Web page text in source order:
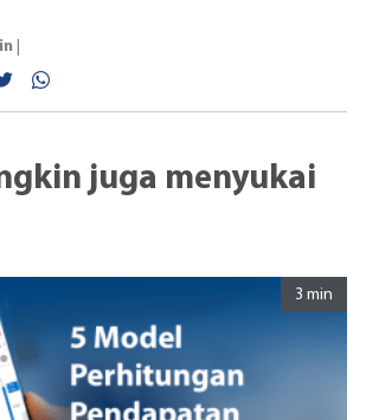
|
juga menyukai
3 min